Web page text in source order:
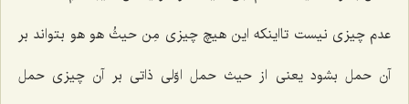
عدم چیزی نیست تااینکه این هیچ چیزی مِن حیثُ هو هو بتواند بر
آن حمل بشود یعنی از حیث حمل اوّلی ذاتی بر آن چیزی حمل